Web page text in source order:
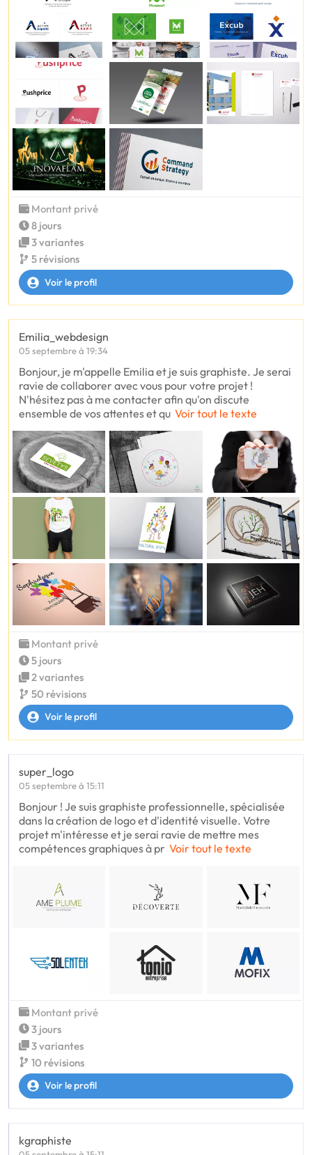
Montant privé
8 jours
3 variantes
5 révisions
Voir le profil
Emilia_webdesign
05 septembre à 19:34
Bonjour, je m'appelle Emilia et je suis graphiste. Je serai
ravie de collaborer avec vous pour votre projet !
N'hésitez pas à me contacter afin qu'on discute
ensemble de vos attentes et qu Voir tout le texte
Montant privé
5 jours
2 variantes
50 révisions
Voir le profil
super_logo
05 septembre à 15:11
Bonjour ! Je suis graphiste professionnelle, spécialisée
dans la création de logo et d'identité visuelle. Votre
projet m'intéresse et je serai ravie de mettre mes
compétences graphiques à pr Voir tout le texte
Montant privé
3 jours
3 variantes
10 révisions
Voir le profil
kgraphiste